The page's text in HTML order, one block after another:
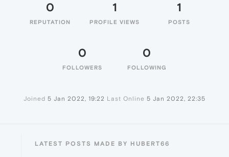
0
REPUTATION
1
PROFILE VIEWS
1
POSTS
0
FOLLOWERS
0
FOLLOWING
Joined 5 Jan 2022, 19:22 Last Online 5 Jan 2022, 22:35
LATEST POSTS MADE BY HUBERT66